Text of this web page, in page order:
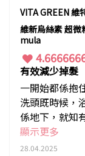
VITA GREEN 維
維新烏絲素 超
mula
有效減少掉髮
一開始都係抱
洗頭既時候，
係地下，就知
髮界越來越有
😚😚 所以會
顯示更多
28.04.2025